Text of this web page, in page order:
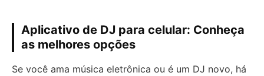
Aplicativo de DJ para celular: Conheça
as melhores opções
Se você ama música eletrônica ou é um DJ novo, há